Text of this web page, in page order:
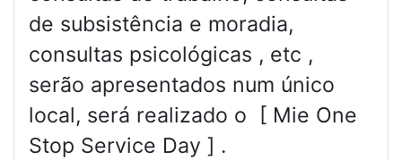
de subsistência e moradia,
consultas psicológicas , etc ,
serão apresentados num único
local, será realizado o [ Mie One
Stop Service Day ] .